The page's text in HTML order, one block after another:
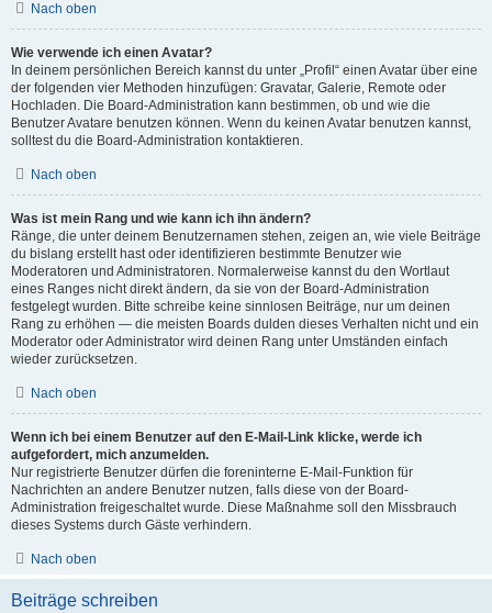
Nach oben
Wie verwende ich einen Avatar?
In deinem persönlichen Bereich kannst du unter „Profil“ einen Avatar über eine
der folgenden vier Methoden hinzufügen: Gravatar, Galerie, Remote oder
Hochladen. Die Board-Administration kann bestimmen, ob und wie die
Benutzer Avatare benutzen können. Wenn du keinen Avatar benutzen kannst,
solltest du die Board-Administration kontaktieren.
Nach oben
Was ist mein Rang und wie kann ich ihn ändern?
Ränge, die unter deinem Benutzernamen stehen, zeigen an, wie viele Beiträge
du bislang erstellt hast oder identifizieren bestimmte Benutzer wie
Moderatoren und Administratoren. Normalerweise kannst du den Wortlaut
eines Ranges nicht direkt ändern, da sie von der Board-Administration
festgelegt wurden. Bitte schreibe keine sinnlosen Beiträge, nur um deinen
Rang zu erhöhen — die meisten Boards dulden dieses Verhalten nicht und ein
Moderator oder Administrator wird deinen Rang unter Umständen einfach
wieder zurücksetzen.
Nach oben
Wenn ich bei einem Benutzer auf den E-Mail-Link klicke, werde ich
aufgefordert, mich anzumelden.
Nur registrierte Benutzer dürfen die foreninterne E-Mail-Funktion für
Nachrichten an andere Benutzer nutzen, falls diese von der Board-
Administration freigeschaltet wurde. Diese Maßnahme soll den Missbrauch
dieses Systems durch Gäste verhindern.
Nach oben
Beiträge schreiben